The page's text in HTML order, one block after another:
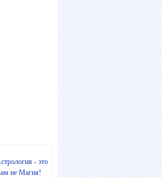
- это
не Магия!